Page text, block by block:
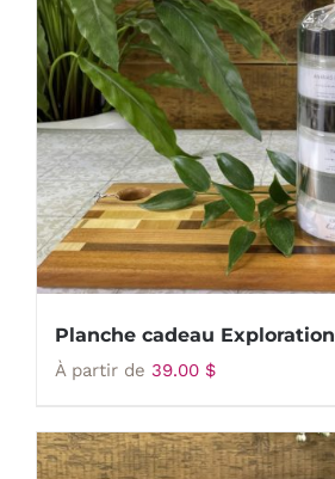
Planche cadeau Exploration
À partir de 39.00 $